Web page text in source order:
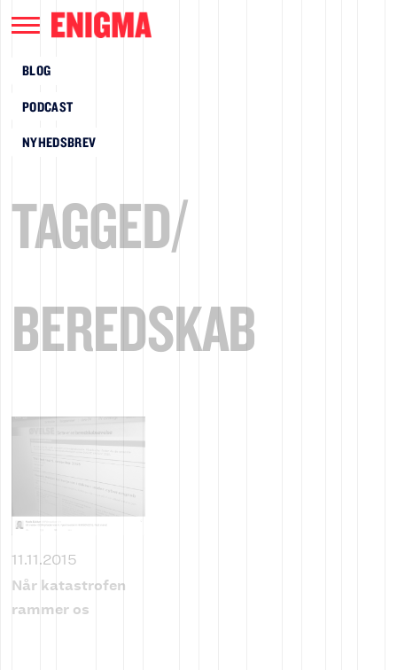
BLOG
PODCAST
NYHEDSBREV
TAGGED/
BEREDSKAB
11.11.2015
Når katastrofen
rammer os